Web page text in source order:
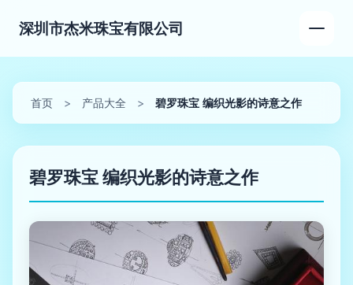
深圳市杰米珠宝有限公司
首页 > 产品大全 > 碧罗珠宝 编织光影的诗意之作
碧罗珠宝 编织光影的诗意之作